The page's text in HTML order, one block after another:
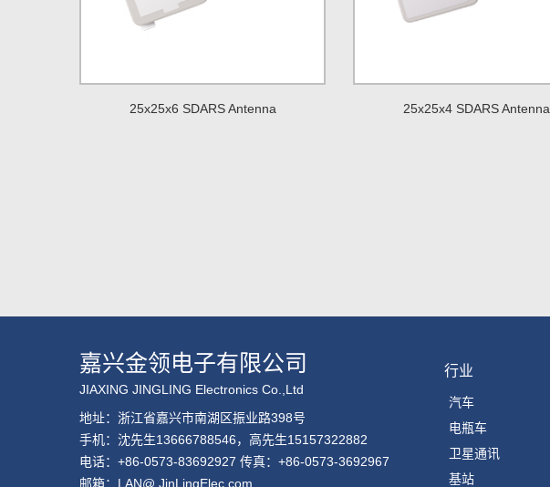
25x25x6 SDARS Antenna 25x25x4 SDARS Antenna
嘉兴金领电子有限公司
JIAXING JINGLING Electronics Co.,Ltd
地址：浙江省嘉兴市南湖区振业路398号
手机：沈先生13666788546，高先生15157322882
电话：+86-0573-83692927 传真：+86-0573-3692967
邮箱：LAN@ JinLingElec.com
行业
汽车
电瓶车
卫星通讯
基站